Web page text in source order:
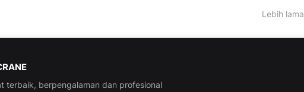
Lebih lama
terbaik, berpengalaman dan profesional